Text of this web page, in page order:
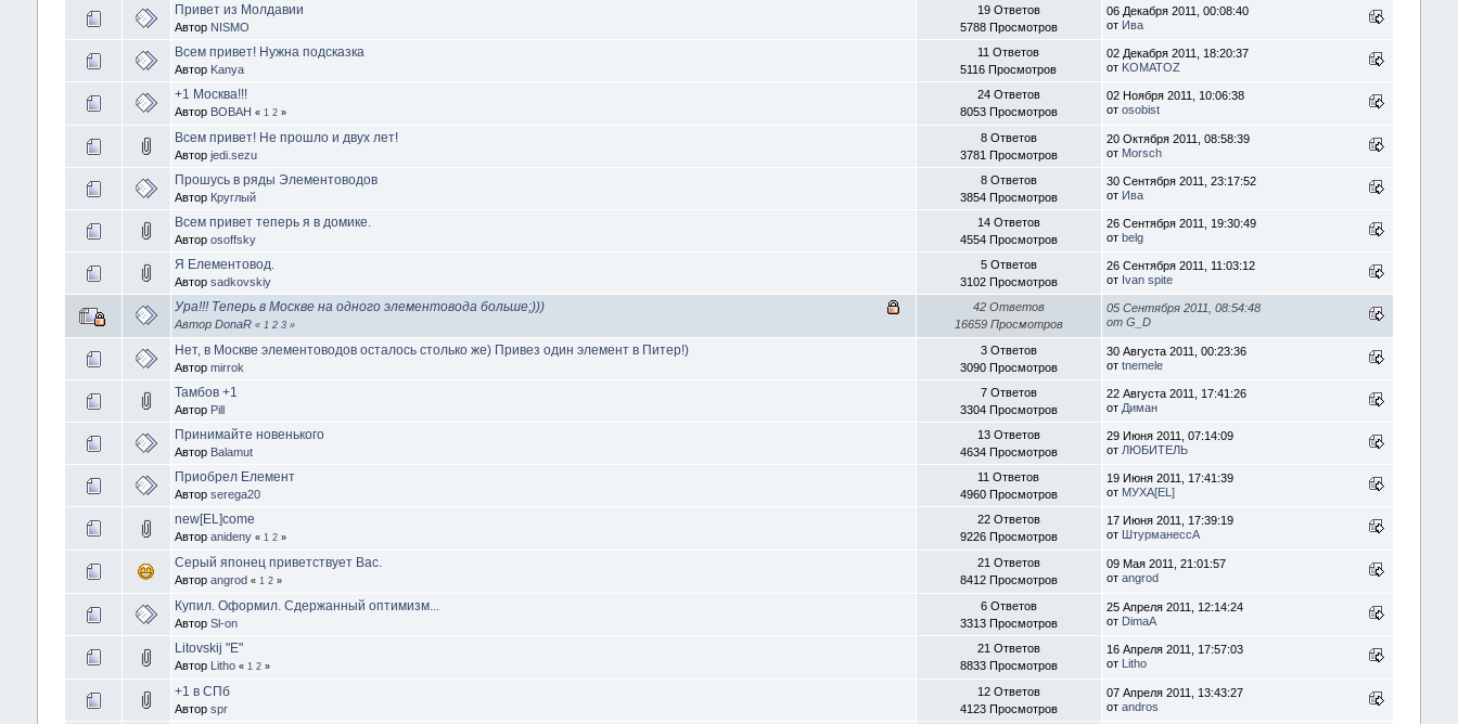
Привет из Молдавии
Автор NISMO
19 Ответов
5788 Просмотров
06 Декабря 2011, 00:08:40
от Ива
Всем привет! Нужна подсказка
Автор Kanya
11 Ответов
5116 Просмотров
02 Декабря 2011, 18:20:37
от KOMATOZ
+1 Москва!!!
Автор BOBAH « 1 2»
24 Ответов
8053 Просмотров
02 Ноября 2011, 10:06:38
от osobist
Всем привет! Не прошло и двух лет!
Автор jedi.sezu
8 Ответов
3781 Просмотров
20 Октября 2011, 08:58:39
от Morsch
Прошусь в ряды Элементоводов
Автор Круглый
8 Ответов
3854 Просмотров
30 Сентября 2011, 23:17:52
от Ива
Всем привет теперь я в домике.
Автор osoffsky
14 Ответов
4554 Просмотров
26 Сентября 2011, 19:30:49
от belg
Я Елементовод.
Автор sadkovskiy
5 Ответов
3102 Просмотров
26 Сентября 2011, 11:03:12
от Ivan spite
Ура!!! Теперь в Москве на одного элементовода больше;)))
Автор DonaR « 1 2 3»
42 Ответов
16659 Просмотров
05 Сентября 2011, 08:54:48
от G_D
Нет, в Москве элементоводов осталось столько же) Привез один элемент в Питер!)
Автор mirrok
3 Ответов
3090 Просмотров
30 Августа 2011, 00:23:36
от tnemele
Тамбов +1
Автор Pill
7 Ответов
3304 Просмотров
22 Августа 2011, 17:41:26
от Диман
Принимайте новенького
Автор Balamut
13 Ответов
4634 Просмотров
29 Июня 2011, 07:14:09
от ЛЮБИТЕЛЬ
Приобрел Елемент
Автор serega20
11 Ответов
4960 Просмотров
19 Июня 2011, 17:41:39
от МУХА[ЕL]
new[EL]come
Автор anideny « 1 2»
22 Ответов
9226 Просмотров
17 Июня 2011, 17:39:19
от ШтурманессА
Серый японец приветствует Вас.
Автор angrod « 1 2»
21 Ответов
8412 Просмотров
09 Мая 2011, 21:01:57
от angrod
Купил. Оформил. Сдержанный оптимизм...
Автор Sl-on
6 Ответов
3313 Просмотров
25 Апреля 2011, 12:14:24
от DimaA
Litovskij "E"
Автор Litho « 1 2»
21 Ответов
8833 Просмотров
16 Апреля 2011, 17:57:03
от Litho
+1 в СПб
Автор spr
12 Ответов
4123 Просмотров
07 Апреля 2011, 13:43:27
от andros